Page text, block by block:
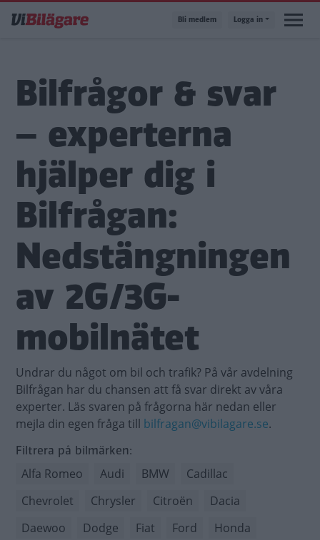
till
Bli medlem Logga in
Bilfrågor & svar
– experterna
hjälper dig i
Bilfrågan:
Nedstängningen
av 2G/3G-
mobilnätet
Undrar du något om bil och trafik? På vår avdelning
Bilfrågan har du chansen att få svar direkt av våra
experter. Läs svaren på frågorna här nedan eller
mejla din egen fråga till bilfragan@vibilagare.se.
Filtrera på bilmärken:
Alfa Romeo Audi BMW
Cadillac
Chevrolet
Chrysler Citroën
Dacia
Daewoo
Dodge Fiat Ford
Honda